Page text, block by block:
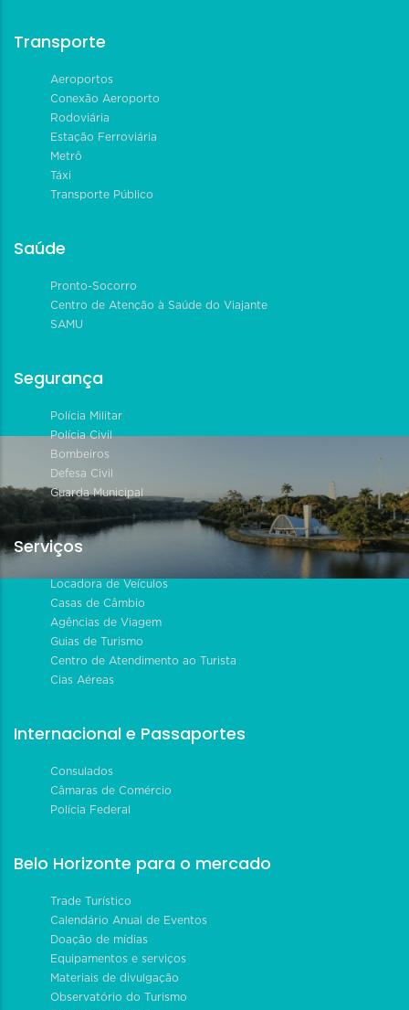
Transporte
Aeroportos
Conexão Aeroporto
Rodoviária
Estação Ferroviária
Metrô
Táxi
Transporte Público
Saúde
Pronto-Socorro
Centro de Atenção à Saúde do Viajante
SAMU
Segurança
Polícia Militar
Polícia Civil
Bombeiros
Defesa Civil
Guarda Municipal
Serviços
Locadora de Veículos
Casas de Câmbio
Agências de Viagem
Guias de Turismo
Centro de Atendimento ao Turista
Cias Aéreas
Internacional e Passaportes
Consulados
Câmaras de Comércio
Polícia Federal
Belo Horizonte para o mercado
Trade Turístico
Calendário Anual de Eventos
Doação de mídias
Equipamentos e serviços
Materiais de divulgação
Observatório do Turismo